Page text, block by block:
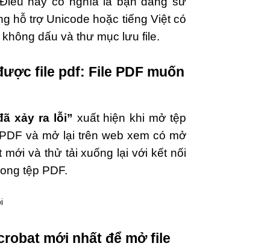
hỗ trợ Unicode hoặc tiếng Việt có
dấu và thư mục lưu file.
file pdf: File PDF muốn
xảy ra lỗi” xuất hiện khi mở tệp
và mở lại trên web xem có mở
và thử tải xuống lại với kết nối
tệp PDF.
mới nhất để mở file